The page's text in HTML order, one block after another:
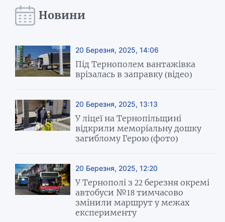
Новини
20 Березня, 2025, 14:06
Під Тернополем вантажівка
врізалась в заправку (відео)
20 Березня, 2025, 13:13
У ліцеї на Тернопільщині
відкрили меморіальну дошку
загиблому Герою (фото)
20 Березня, 2025, 12:20
У Тернополі з 22 березня окремі
автобуси №18 тимчасово
змінили маршрут у межах
експерименту